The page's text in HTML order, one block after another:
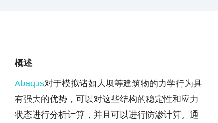
概述
Abaqus对于模拟诸如大坝等建筑物的力学行为具
有强大的优势，可以对这些结构的稳定性和应力
状态进行分析计算，并且可以进行防渗计算。通